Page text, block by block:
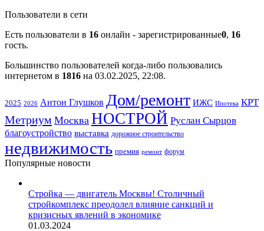
Пользователи в сети
Есть пользователи в 16 онлайн - зарегистрированные0, 16
гость.
Большинство пользователей когда-либо пользовались
интернетом в 1816 на 03.02.2025, 22:08.
2025 2026 Антон Глушков Дом/ремонт ИЖС Ипотека КРТ
Метриум Москва НОСТРОЙ Руслан Сырцов
благоустройство выставка дорожное строительство
недвижимость премия ремонт форум
Популярные новости
Стройка — двигатель Москвы! Столичный
стройкомплекс преодолел влияние санкций и
кризисных явлений в экономике
01.03.2024